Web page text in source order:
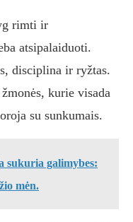
rimti ir
atsipalaiduoti.
disciplina ir ryžtas.
kurie visada
su sunkumais.
sukuria galimybes:
mėn.